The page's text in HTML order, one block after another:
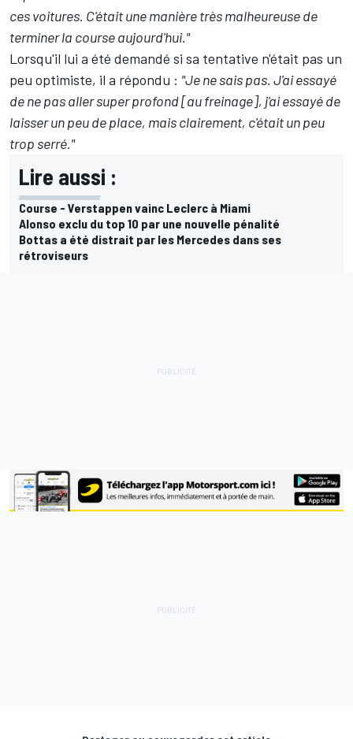
ces voitures. C'était une manière très malheureuse de
terminer la course aujourd'hui."
Lorsqu'il lui a été demandé si sa tentative n'était pas un
peu optimiste, il a répondu : "Je ne sais pas. J'ai essayé
de ne pas aller super profond [au freinage], j'ai essayé de
laisser un peu de place, mais clairement, c'était un peu
trop serré."
Lire aussi :
Course - Verstappen vainc Leclerc à Miami
Alonso exclu du top 10 par une nouvelle pénalité
Bottas a été distrait par les Mercedes dans ses
rétroviseurs